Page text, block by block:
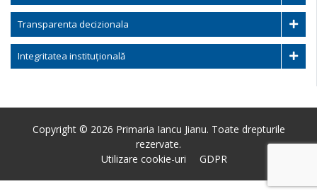
Transparenta decizionala
Integritatea instituțională
Copyright © 2026 Primaria Iancu Jianu. Toate drepturile
rezervate.
Utilizare cookie-uri
GDPR